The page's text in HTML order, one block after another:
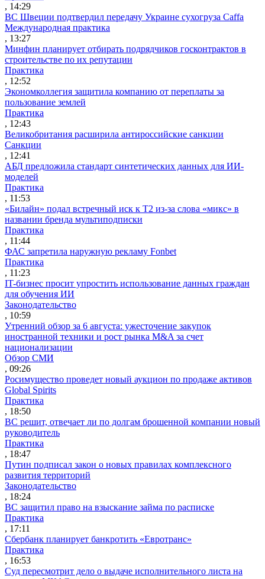
, 14:29
ВС Швеции подтвердил передачу Украине сухогруза Caffa
Международная практика
, 13:27
Минфин планирует отбирать подрядчиков госконтрактов в
строительстве по их репутации
Практика
, 12:52
Экономколлегия защитила компанию от переплаты за
пользование землей
Практика
, 12:43
Великобритания расширила антироссийские санкции
Санкции
, 12:41
АБД предложила стандарт синтетических данных для ИИ-
моделей
Практика
, 11:53
«Билайн» подал встречный иск к Т2 из-за слова «микс» в
названии бренда мультиподписки
Практика
, 11:44
ФАС запретила наружную рекламу Fonbet
Практика
, 11:23
IT-бизнес просит упростить использование данных граждан
для обучения ИИ
Законодательство
, 10:59
Утренний обзор за 6 августа: ужесточение закупок
иностранной техники и рост рынка M&A за счет
национализации
Обзор СМИ
, 09:26
Росимущество проведет новый аукцион по продаже активов
Global Spirits
Практика
, 18:50
ВС решит, отвечает ли по долгам брошенной компании новый
руководитель
Практика
, 18:47
Путин подписал закон о новых правилах комплексного
развития территорий
Законодательство
, 18:24
ВС защитил право на взыскание займа по расписке
Практика
, 17:11
Сбербанк планирует банкротить «Евротранс»
Практика
, 16:53
Суд пересмотрит дело о выдаче исполнительного листа на